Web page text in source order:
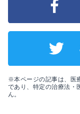
※本ページの記事は、医
であり、特定の治療法・
ん。